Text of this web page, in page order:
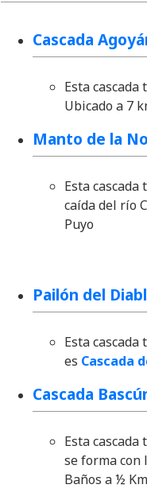
Cascada
Esta
Ubicado a 7
Manto de la
Esta
caída del río
Puyo
Pailón del
Esta
es Cascada
Cascada
Esta
se forma con
Baños a ½ Km